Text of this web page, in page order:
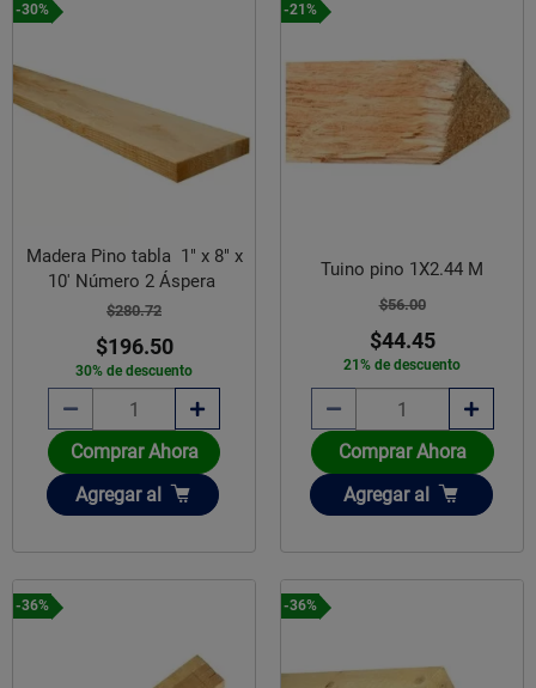
-30%
Madera Pino tabla 1" x 8" x
10' Número 2 Áspera
$280.72
$196.50
30% de descuento
Comprar Ahora
Añadir
Agregar al
-21%
Tuino pino 1X2.44 M
$56.00
$44.45
21% de descuento
Comprar Ahora
Añadir
Agregar al
-36% -36%